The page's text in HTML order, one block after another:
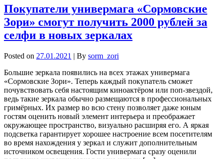
Покупатели универмага «Сормовские
Зори» смогут получить 2000 рублей за
селфи в новых зеркалах
Posted on 27.01.2021 | By sorm_zori
Большие зеркала появились на всех этажах универмага
«Сормовские Зори». Теперь каждый покупатель сможет
почувствовать себя настоящим киноактёром или поп-звездой,
ведь такие зеркала обычно размещаются в профессиональных
гримёрных. Их размер во всю стену позволяет даже юным
гостям оценить новый элемент интерьера и преображает
окружающее пространство, визуально расширяя его. А яркая
подсветка гарантирует хорошее настроение всем посетителям
во время нахождения у зеркал и служит дополнительным
источником освещения. Гости универмага сразу оценили